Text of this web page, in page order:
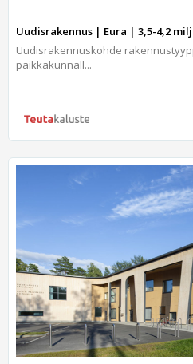
Uudisrakennus | Eura | 3,5-4,2
Uudisrakennuskohde
paikkakunnall...